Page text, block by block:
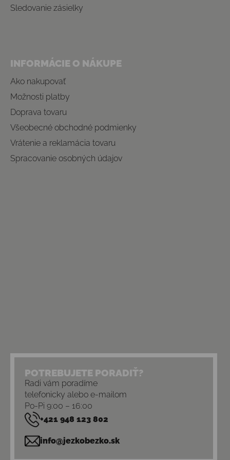
Sledovanie zásielky
INFORMÁCIE O NÁKUPE
Ako nakupovať
Možnosti platby
Doprava tovaru
Všeobecné obchodné podmienky
Vrátenie a reklamácia tovaru
Spracovanie osobných údajov
POTREBUJETE PORADIŤ?
Radi vám poradíme
telefonicky alebo e-mailom
Po-Pi 9:00 – 16:00
+421 948 123 802
info@jezkobezko.sk